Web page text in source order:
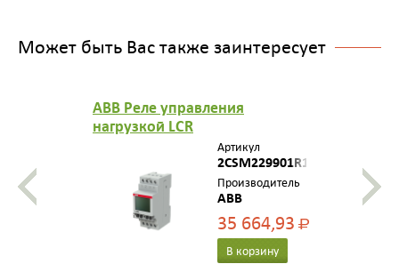
Может быть Вас также заинтересует
ABB Реле управления
нагрузкой LCR
Артикул
2CSM229901R1311
Производитель
ABB
35 664,93Р
В корзину